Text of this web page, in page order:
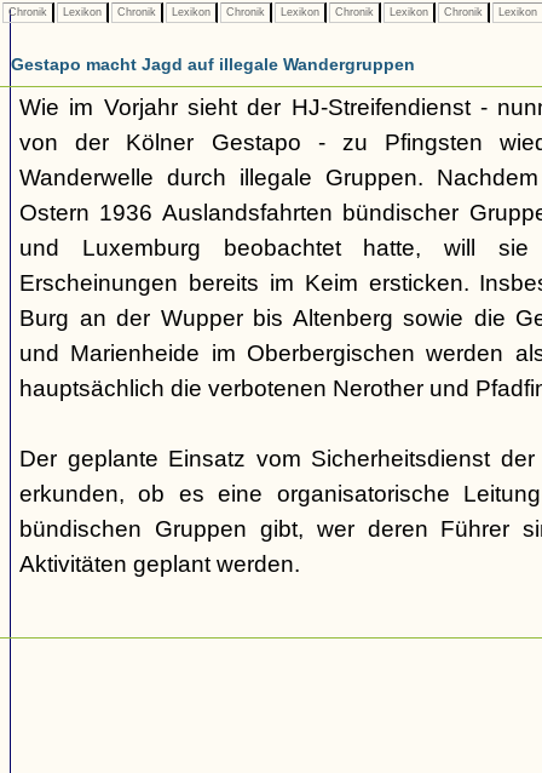
Chronik Lexikon Chronik Lexikon Chronik Lexikon Chronik Lexikon Chronik Lexikon
Gestapo macht Jagd auf illegale Wandergruppen
Wie im Vorjahr sieht der HJ-Streifendienst -
von der Kölner Gestapo - zu Pfingsten
Wanderwelle durch illegale Gruppen.
Ostern 1936 Auslandsfahrten bündischer
und Luxemburg beobachtet hatte, will
Erscheinungen bereits im Keim ersticken.
Burg an der Wupper bis Altenberg sowie die
und Marienheide im Oberbergischen werden
hauptsächlich die verbotenen Nerother und
Der geplante Einsatz vom Sicherheitsdienst
erkunden, ob es eine organisatorische
bündischen Gruppen gibt, wer deren Führer
Aktivitäten geplant werden.